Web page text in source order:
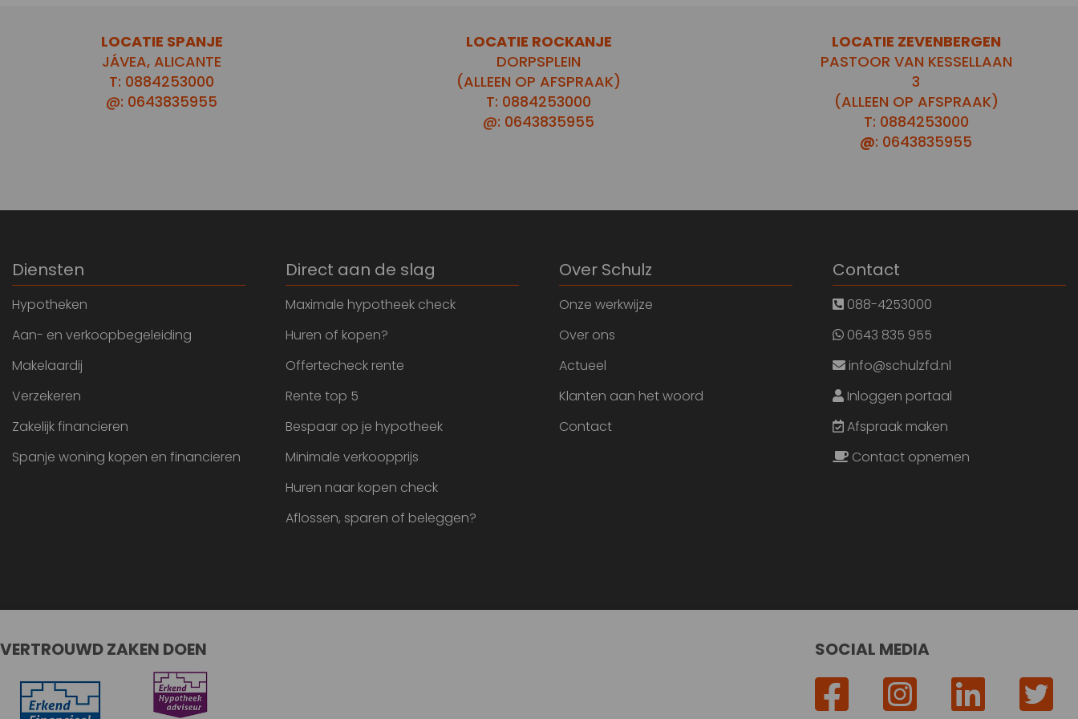
LOCATIE SPANJE
JÁVEA, ALICANTE
T: 0884253000
@: 0643835955
LOCATIE ROCKANJE
DORPSPLEIN
(ALLEEN OP AFSPRAAK)
T: 0884253000
@: 0643835955
LOCATIE ZEVENBERGEN
PASTOOR VAN KESSELLAAN
3
(ALLEEN OP AFSPRAAK)
T: 0884253000
@: 0643835955
Diensten
Hypotheken
Aan- en verkoopbegeleiding
Makelaardij
Verzekeren
Zakelijk financieren
Spanje woning kopen en financieren
Direct aan de slag
Maximale hypotheek check
Huren of kopen?
Offertecheck rente
Rente top 5
Bespaar op je hypotheek
Minimale verkoopprijs
Huren naar kopen check
Aflossen, sparen of beleggen?
Over Schulz
Onze werkwijze
Over ons
Actueel
Klanten aan het woord
Contact
Contact
088-4253000
0643 835 955
info@schulzfd.nl
Inloggen portaal
Afspraak maken
Contact opnemen
VERTROUWD ZAKEN DOEN SOCIAL MEDIA